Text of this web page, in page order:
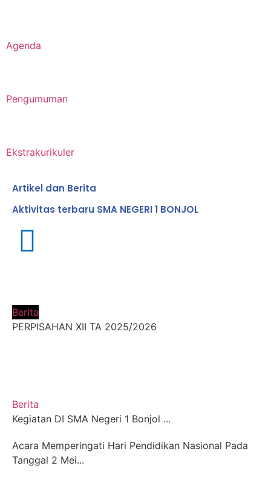
Agenda
Pengumuman
Ekstrakurikuler
Artikel dan Berita
Aktivitas terbaru SMA NEGERI 1 BONJOL
Berita
PERPISAHAN XII TA 2025/2026
Berita
Kegiatan DI SMA Negeri 1 Bonjol ...
Acara Memperingati Hari Pendidikan Nasional Pada
Tanggal 2 Mei...